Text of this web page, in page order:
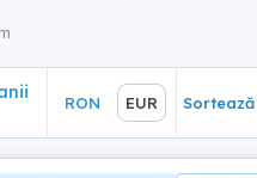
RON EUR Sortează